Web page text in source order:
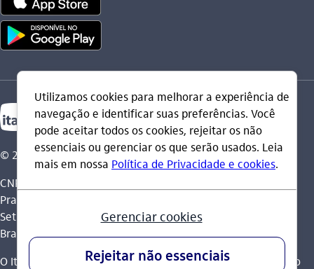
© 2026 Itaú Unibanco Holding S.A.
CNPJ: 60.872.504/0001-23
Praça Alfredo Egydio de Souza Aranha, 100, Torre Olavo
Setubal, Parque Jabaquara - CEP 04344-902 - São Paulo -
Brasil.
O Itaú Unibanco Holding S.A. é integrante do Conglomerado